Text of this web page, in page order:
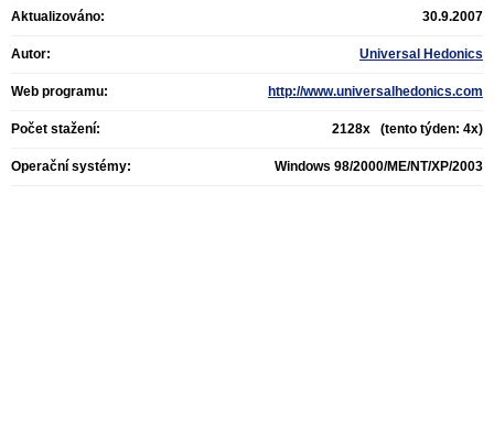
Aktualizováno: 30.9.2007
Autor: Universal Hedonics
Web programu: http://www.universalhedonics.com
Počet stažení: 2128x (tento týden: 4x)
Operační systémy: Windows 98/2000/ME/NT/XP/2003